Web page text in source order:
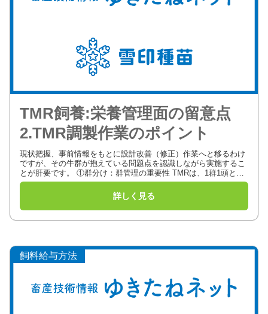
TMR飼養:栄養管理面の留意点
2.TMR調製作業のポイント
現状把握、事前情報をもとに設計改善（修正）作業へと移るわけ
ですが、その牛群が抱えている問題点を認識しながら実施するこ
とが肝要です。 ①群分け：群管理の重要性 TMRは、1群1頭とみ
なして設計されるため、群編成いかんによってTMRの栄養濃度
飼料給与方法